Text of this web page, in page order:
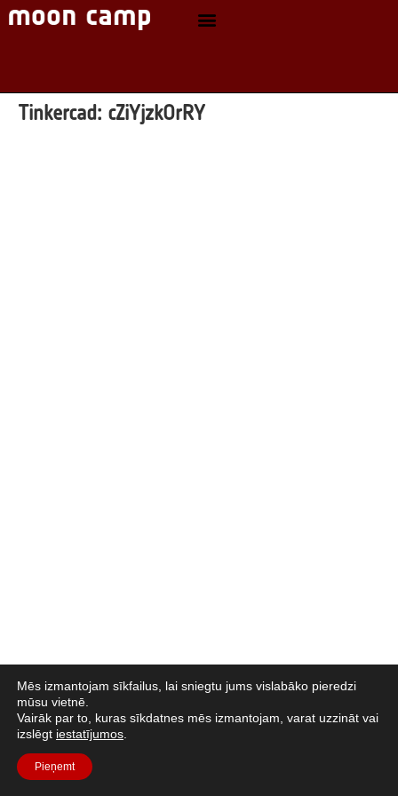
Tinkercad: cZiYjzkOrRY
Mēs izmantojam sīkfailus, lai sniegtu jums vislabāko pieredzi
mūsu vietnē.
Vairāk par to, kuras sīkdatnes mēs izmantojam, varat uzzināt vai
izslēgt iestatījumos
Pieņemt